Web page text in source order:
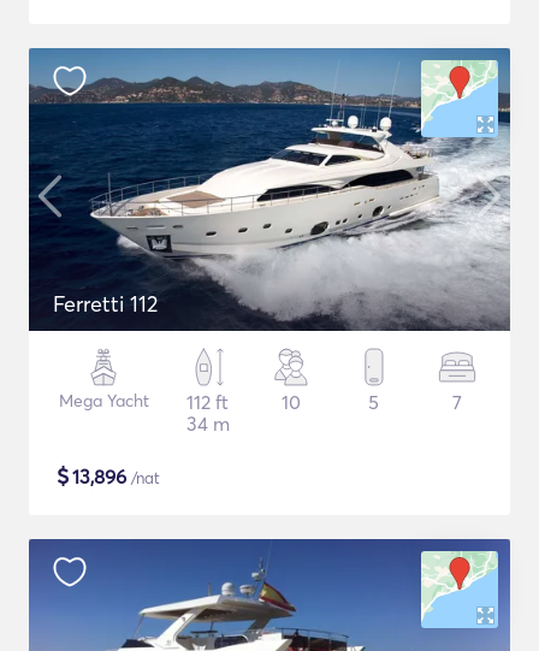
Ferretti 112
Mega Yacht
112 ft
34 m
10 5 7
$13,896 /nat